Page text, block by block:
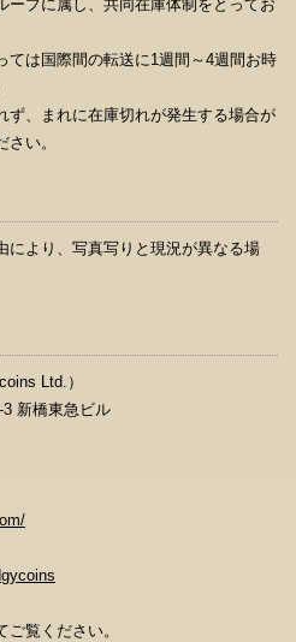
ープに属し、共同在庫体制をとってお
ては国際間の転送に1週間～4週間お時
ず、まれに在庫切れが発生する場合が
い。
により、写真写りと現況が異なる場
Ltd.）
新橋東急ビル
覧ください。